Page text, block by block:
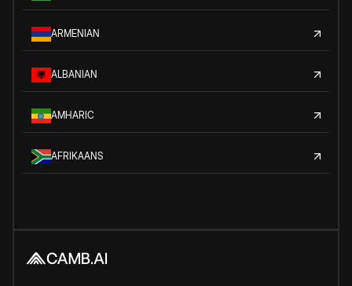
ARMENIAN
ALBANIAN
AMHARIC
AFRIKAANS